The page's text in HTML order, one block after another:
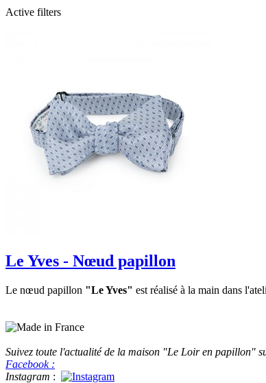
Active filters
Le Yves - Nœud papillon
Le nœud papillon "Le Yves" est réalisé à la main dans
Suivez toute l'actualité de la maison "Le Loir en papillon"
Facebook :
Instagram :